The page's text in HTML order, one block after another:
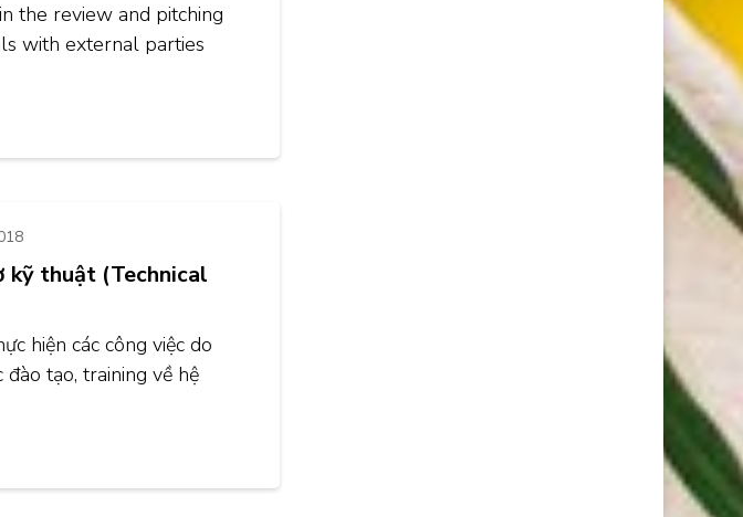
the review and pitching
with external parties
kỹ thuật (Technical
hiện các công việc do
tạo, training về hệ